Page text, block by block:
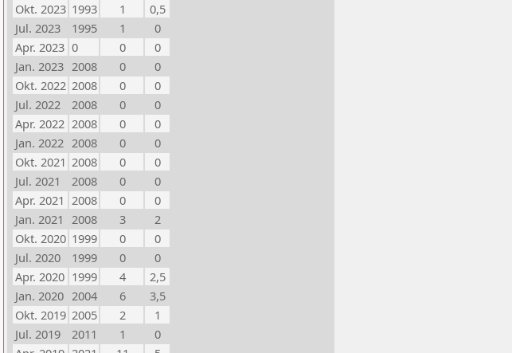
Okt. 2023 1993 1
0,5
Jul. 2023
1995 1
0
Apr. 2023 0 0
0
Jan. 2023 2008 0
0
Okt. 2022 2008 0
0
Jul. 2022
2008 0
0
Apr. 2022 2008 0
0
Jan. 2022 2008 0
0
Okt. 2021 2008 0
0
Jul. 2021
2008 0
0
Apr. 2021 2008 0
0
Jan. 2021 2008 3
2
Okt. 2020 1999 0
0
Jul. 2020
1999 0
0
Apr. 2020 1999 4
2,5
Jan. 2020 2004 6
3,5
Okt. 2019 2005 2
1
Jul. 2019
2011 1
0